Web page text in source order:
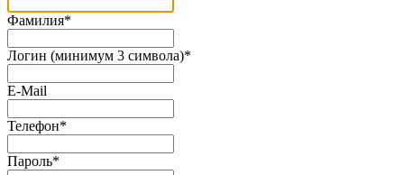
Фамилия*
Логин (минимум 3 символа)*
E-Mail
Телефон*
Пароль*